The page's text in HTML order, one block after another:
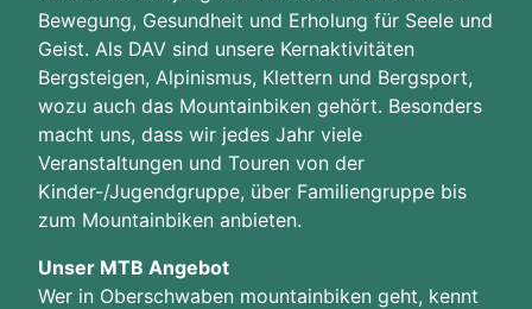
Bewegung, Gesundheit und Erholung für Seele und
Geist. Als DAV sind unsere Kernaktivitäten
Bergsteigen, Alpinismus, Klettern und Bergsport,
wozu auch das Mountainbiken gehört. Besonders
macht uns, dass wir jedes Jahr viele
Veranstaltungen und Touren von der
Kinder-/Jugendgruppe, über Familiengruppe bis
zum Mountainbiken anbieten.
Unser MTB Angebot
Wer in Oberschwaben mountainbiken geht, kennt